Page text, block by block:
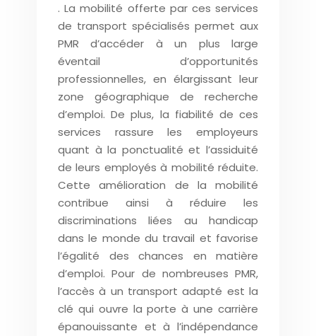
. La mobilité offerte par ces services
de transport spécialisés permet aux
PMR d’accéder à un plus large
éventail d’opportunités
professionnelles, en élargissant leur
zone géographique de recherche
d’emploi. De plus, la fiabilité de ces
services rassure les employeurs
quant à la ponctualité et l’assiduité
de leurs employés à mobilité réduite.
Cette amélioration de la mobilité
contribue ainsi à réduire les
discriminations liées au handicap
dans le monde du travail et favorise
l’égalité des chances en matière
d’emploi. Pour de nombreuses PMR,
l’accès à un transport adapté est la
clé qui ouvre la porte à une carrière
épanouissante et à l’indépendance